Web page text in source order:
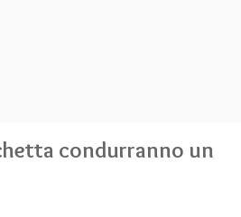
condurranno un